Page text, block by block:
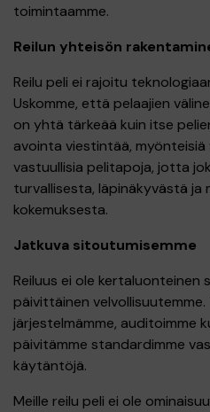
toimintaamme.
Reilun yhteisön
Reilu peli ei rajoitu
Uskomme, että pelaajien
on yhtä tärkeää kuin itse
avointa viestintää,
vastuullisia pelitapoja, jotta
turvallisesta, läpinäkyvästä ja
kokemuksesta.
Jatkuva sitoutumisemme
Reiluus ei ole kertaluonteinen
päivittäinen
järjestelmämme, auditoimme
päivitämme standardimme
käytäntöjä.
Meille reilu peli ei ole